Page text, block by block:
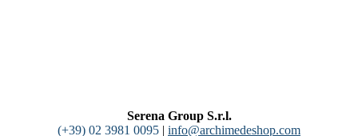
Serena Group S.r.l.
(+39) 02 3981 0095 | info@archimedeshop.com